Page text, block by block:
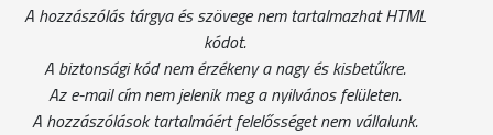
A hozzászólás tárgya és szövege nem tartalmazhat HTML
kódot.
A biztonsági kód nem érzékeny a nagy és kisbetűkre.
Az e-mail cím nem jelenik meg a nyilvános felületen.
A hozzászólások tartalmáért felelősséget nem vállalunk.